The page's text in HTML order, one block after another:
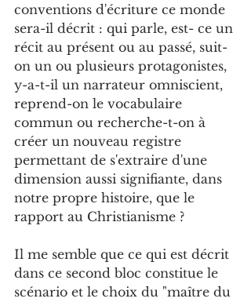
conventions d'écriture ce monde
sera-il décrit : qui parle, est- ce un
récit au présent ou au passé, suit-
on un ou plusieurs protagonistes,
y-a-t-il un narrateur omniscient,
reprend-on le vocabulaire
commun ou recherche-t-on à
créer un nouveau registre
permettant de s'extraire d'une
dimension aussi signifiante, dans
notre propre histoire, que le
rapport au Christianisme ?
Il me semble que ce qui est décrit
dans ce second bloc constitue le
scénario et le choix du "maître du